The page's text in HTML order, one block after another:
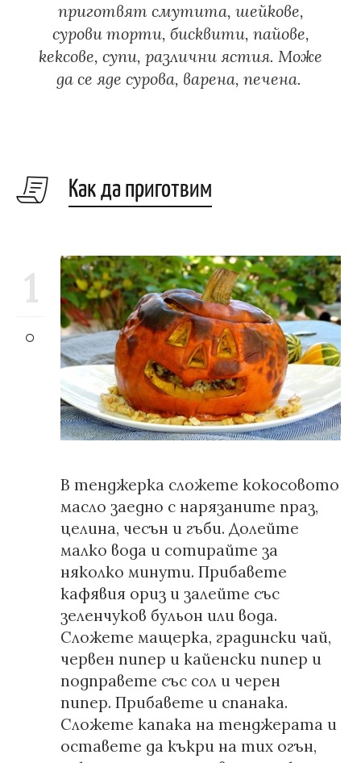
приготвят смутита, шейкове,
сурови торти, бисквити, пайове,
кексове, супи, различни ястия. Може
да се яде сурова, варена, печена.
Как да приготвим
1
В тенджерка сложете кокосовото
масло заедно с нарязаните праз,
целина, чесън и гъби. Долейте
малко вода и сотирайте за
няколко минути. Прибавете
кафявия ориз и залейте със
зеленчуков бульон или вода.
Сложете мащерка, градински чай,
червен пипер и кайенски пипер и
подправете със сол и черен
пипер. Прибавете и спанака.
Сложете капака на тенджерата и
оставете да къкри на тих огън,